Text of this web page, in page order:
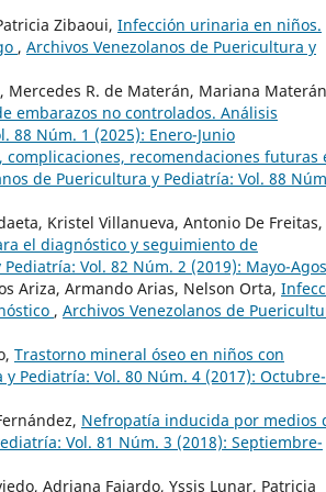
Zibaoui, Infección urinaria en niños.
, Archivos Venezolanos de Puericultura y
Mercedes R. de Materán, Mariana
embarazos no controlados. Análisis
88 Núm. 1 (2025): Enero-Junio
complicaciones, recomendaciones futuras
de Puericultura y Pediatría: Vol. 88
Kristel Villanueva, Antonio De Freitas,
el diagnóstico y seguimiento de
Vol. 82 Núm. 2 (2019): Mayo-
Ariza, Armando Arias, Nelson Orta,
, Archivos Venezolanos de
Trastorno mineral óseo en niños con
Pediatría: Vol. 80 Núm. 4 (2017): Octubre-
Nefropatía inducida por medios
Vol. 81 Núm. 3 (2018): Septiembre-
Adriana Fajardo, Yssis Lunar, Patricia